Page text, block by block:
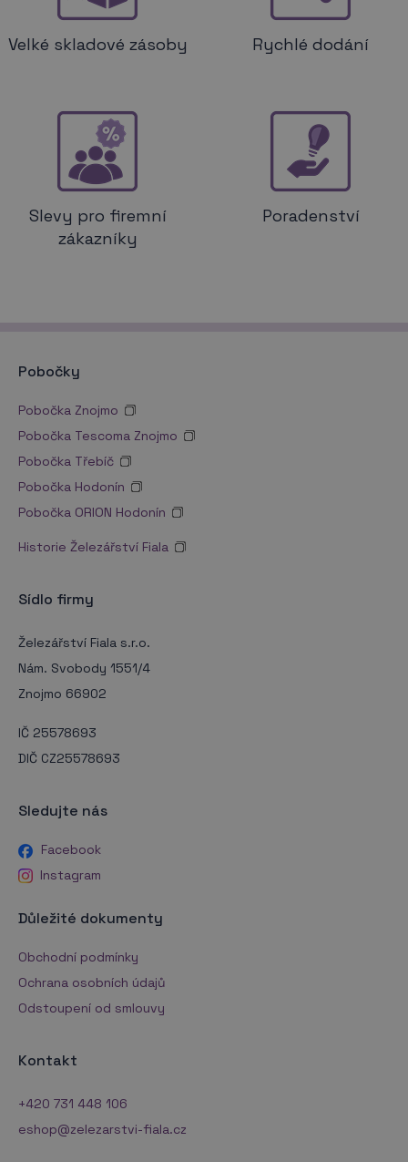
Velké skladové zásoby Rychlé dodání
Slevy pro firemní
zákazníky
Poradenství
Pobočky
Pobočka Znojmo
Pobočka Tescoma Znojmo
Pobočka Třebíč
Pobočka Hodonín
Pobočka ORION Hodonín
Historie Železářství Fiala
Sídlo firmy
Železářství Fiala s.r.o.
Nám. Svobody 1551/4
Znojmo 66902
IČ 25578693
DIČ CZ25578693
Sledujte nás
Facebook
Instagram
Důležité dokumenty
Obchodní podmínky
Ochrana osobních údajů
Odstoupení od smlouvy
Kontakt
+420 731 448 106
eshop@zelezarstvi-fiala.cz